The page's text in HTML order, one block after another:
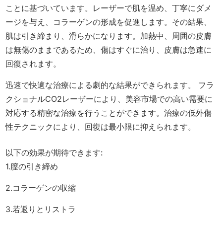
ことに基づいています。レーザーで肌を温め、丁寧にダメ
ージを与え、コラーゲンの形成を促進します。その結果、
肌は引き締まり、滑らかになります。加熱中、周囲の皮膚
は無傷のままであるため、傷はすぐに治り、皮膚は急速に
回復されます。
迅速で快適な治療による劇的な結果ができられます。 フラ
クショナルCO2レーザーにより、美容市場での高い需要に
対応する精密な治療を行うことができます。治療の低外傷
性テクニックにより、回復は最小限に抑えられます。
以下の効果が期待できます:
1.膣の引き締め
2.コラーゲンの収縮
3.若返りとリストラ